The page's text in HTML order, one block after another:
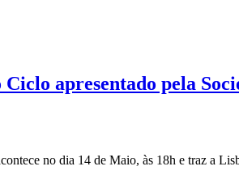
apresentado pela
no dia 14 de Maio, às 18h e traz a